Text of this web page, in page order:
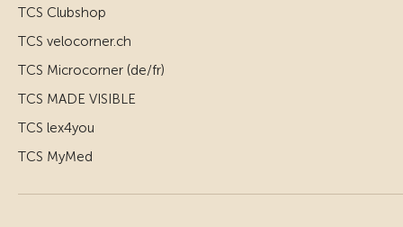
TCS Clubshop
TCS velocorner.ch
TCS Microcorner (de/fr)
TCS MADE VISIBLE
TCS lex4you
TCS MyMed